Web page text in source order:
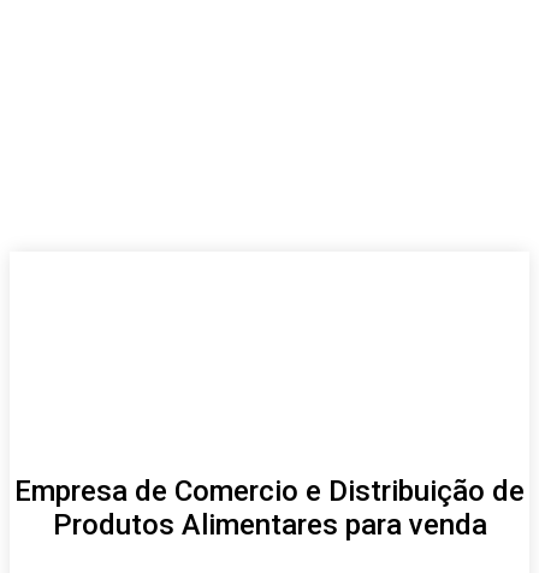
Empresa de Comercio e Distribuição de
Produtos Alimentares para venda